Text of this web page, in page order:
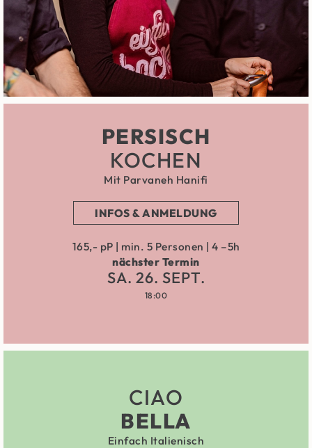
PERSISCH
KOCHEN
Mit Parvaneh Hanifi
INFOS & ANMELDUNG
165,- pP | min. 5 Personen | 4 –5h
nächster Termin
SA. 26. SEPT.
18:00
CIAO
BELLA
Einfach Italienisch